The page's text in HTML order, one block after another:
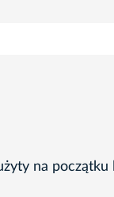
na początku